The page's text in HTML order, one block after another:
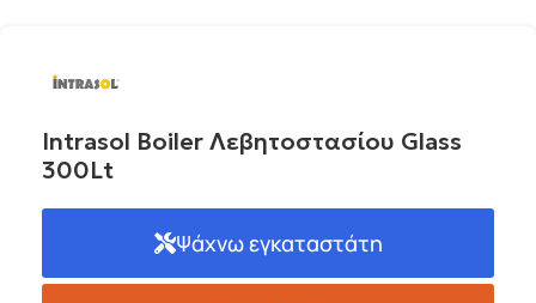
Intrasol Boiler Λεβητοστασίου Glass
300Lt
Ψάχνω εγκαταστάτη